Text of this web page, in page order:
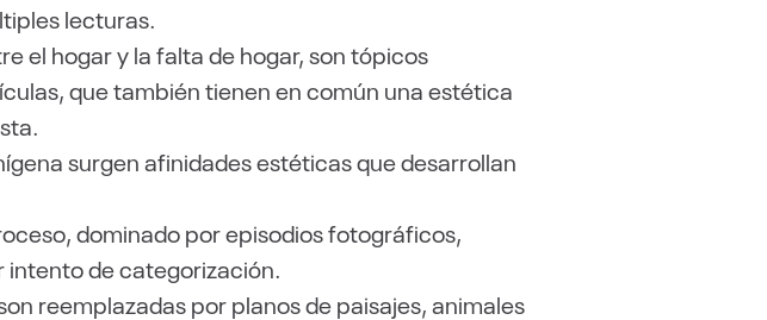
lecturas.
el hogar y la falta de hogar, son tópicos
que también tienen en común una estética
surgen afinidades estéticas que desarrollan
dominado por episodios fotográficos,
de categorización.
reemplazadas por planos de paisajes, animales